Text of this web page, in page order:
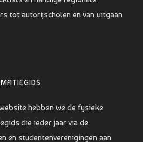
tot autorijscholen en van uitgaan
hebben we de fysieke
die ieder jaar via de
en studentenverenigingen aan